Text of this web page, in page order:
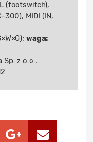
(footswitch),
300), MIDI (IN,
waga:
Sp. z o.o.,